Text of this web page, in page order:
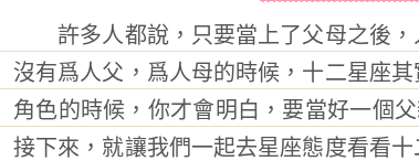
許多人都說，只要當上了父母之後，
沒有爲人父，爲人母的時候，十二星座
角色的時候，你才會明白，要當好一
接下來，就讓我們一起去星座態度看看